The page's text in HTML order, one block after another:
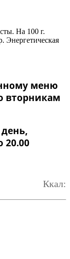
На 100 г.
Энергетическая
меню
вторникам
20.00
Ккал: